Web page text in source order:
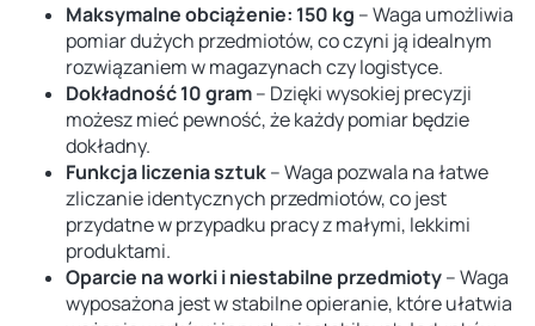
Maksymalne obciążenie: 150 kg – Waga umożliwia
pomiar dużych przedmiotów, co czyni ją idealnym
rozwiązaniem w magazynach czy logistyce.
Dokładność 10 gram– Dzięki wysokiej precyzji
możesz mieć pewność, że każdy pomiar będzie
dokładny.
Funkcja liczenia sztuk– Waga pozwala na łatwe
zliczanie identycznych przedmiotów, co jest
przydatne w przypadku pracy z małymi, lekkimi
produktami.
Oparcie na worki i niestabilne przedmioty– Waga
wyposażona jest w stabilne opieranie, które ułatwia